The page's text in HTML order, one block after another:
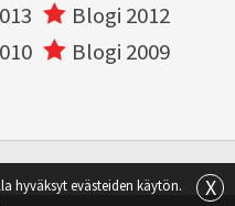
Blogi 2012
Blogi 2009
hyväksyt evästeiden käytön.
X